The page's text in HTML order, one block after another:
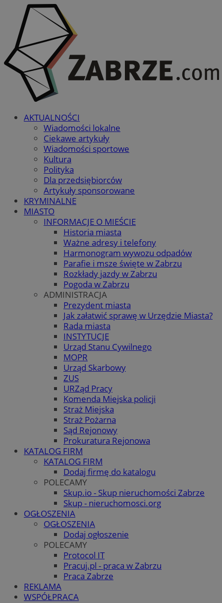
AKTUALNOŚCI
Wiadomości lokalne
Ciekawe artykuły
Wiadomości sportowe
Kultura
Polityka
Dla przedsiębiorców
Artykuły sponsorowane
KRYMINALNE
MIASTO
INFORMACJE O MIEŚCIE
Historia miasta
Ważne adresy i telefony
Harmonogram wywozu odpadów
Parafie i msze święte w Zabrzu
Rozkłady jazdy w Zabrzu
Pogoda w Zabrzu
ADMINISTRACJA
Prezydent miasta
Jak załatwić sprawę w Urzędzie Miasta?
Rada miasta
INSTYTUCJE
Urząd Stanu Cywilnego
MOPR
Urząd Skarbowy
ZUS
URZąd Pracy
Komenda Miejska policji
Straż Miejska
Straż Pożarna
Sąd Rejonowy
Prokuratura Rejonowa
KATALOG FIRM
KATALOG FIRM
Dodaj firmę do katalogu
POLECAMY
Skup.io - Skup nieruchomości Zabrze
Skup - nieruchomosci.org
OGŁOSZENIA
OGŁOSZENIA
Dodaj ogłoszenie
POLECAMY
Protocol IT
Pracuj.pl - praca w Zabrzu
Praca Zabrze
REKLAMA
WSPÓŁPRACA